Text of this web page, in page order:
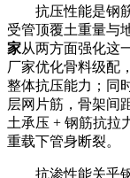
抗压性能是钢
受管顶覆土重量与
家从两方面强化这
厂家优化骨料级配
整体抗压能力；同
层网片筋，骨架间
土承压 + 钢筋抗拉
重载下管身断裂。
抗渗性能关乎